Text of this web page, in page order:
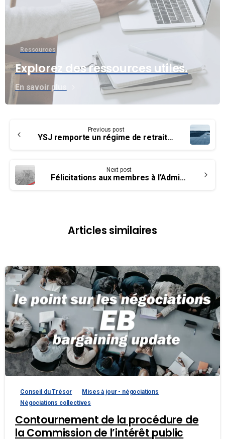
Ressources
Explorez des ressources utiles.
En savoir plus
Reading
Previous post
YSJ remporte un régime de retraite à prestations définies et une nouvelle convention collective
Next post
Félicitations aux membres à l’Administration de pilotage des Laurentides – APL
Articles similaires
Conseil du Trésor
Mises à jour - négociations
Négociations collectives
Contournement de la procédure de
la Commission de l’intérêt public